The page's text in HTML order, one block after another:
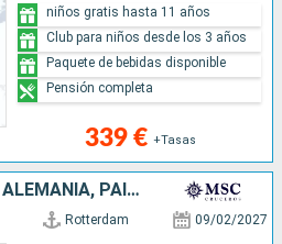
339 € +Tasas
niños gratis hasta 11 años
Club para niños desde los 3 años
Paquete de bebidas disponible
Pensión completa
FRANCIA, REINO UNIDO, ALEMANIA, PAISES BAJOS
Rotterdam 09/02/2027